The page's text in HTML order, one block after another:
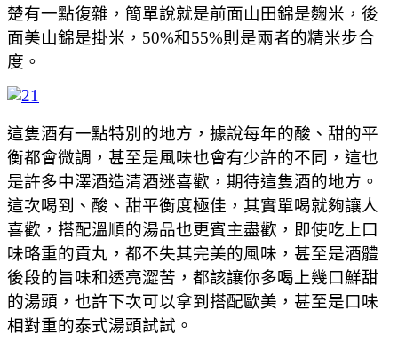
楚有一點復雜，簡單說就是前面山田錦是麴米，後
面美山錦是掛米，50%和55%則是兩者的精米步合
度。
這隻酒有一點特別的地方，據說每年的酸、甜的平
衡都會微調，甚至是風味也會有少許的不同，這也
是許多中澤酒造清酒迷喜歡，期待這隻酒的地方。
這次喝到、酸、甜平衡度極佳，其實單喝就夠讓人
喜歡，搭配溫順的湯品也更賓主盡歡，即使吃上口
味略重的貢丸，都不失其完美的風味，甚至是酒體
後段的旨味和透亮澀苦，都該讓你多喝上幾口鮮甜
的湯頭，也許下次可以拿到搭配歐美，甚至是口味
相對重的泰式湯頭試試。